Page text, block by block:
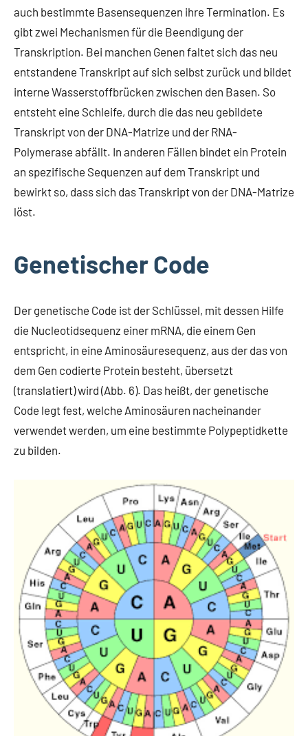
auch bestimmte Basensequenzen ihre Termination. Es
gibt zwei Mechanismen für die Beendigung der
Transkription. Bei manchen Genen faltet sich das neu
entstandene Transkript auf sich selbst zurück und bildet
interne Wasserstoffbrücken zwischen den Basen. So
entsteht eine Schleife, durch die das neu gebildete
Transkript von der DNA-Matrize und der RNA-
Polymerase abfällt. In anderen Fällen bindet ein Protein
an spezifische Sequenzen auf dem Transkript und
bewirkt so, dass sich das Transkript von der DNA-Matrize
löst.
Genetischer Code
Der genetische Code ist der Schlüssel, mit dessen Hilfe
die Nucleotidsequenz einer mRNA, die einem Gen
entspricht, in eine Aminosäuresequenz, aus der das von
dem Gen codierte Protein besteht, übersetzt
(translatiert) wird (Abb. 6). Das heißt, der genetische
Code legt fest, welche Aminosäuren nacheinander
verwendet werden, um eine bestimmte Polypeptidkette
zu bilden.